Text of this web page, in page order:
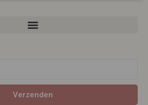
Verzenden